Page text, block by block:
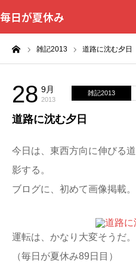
毎日が夏休み
雑記2013 道路に沈む夕日
28 9月
2013
雑記2013
道路に沈む夕日
今日は、東西方向に伸びる
影する。
ブログに、初めて画像掲載。
運転は、かなり大変そうだ。
（毎日が夏休み89日目）